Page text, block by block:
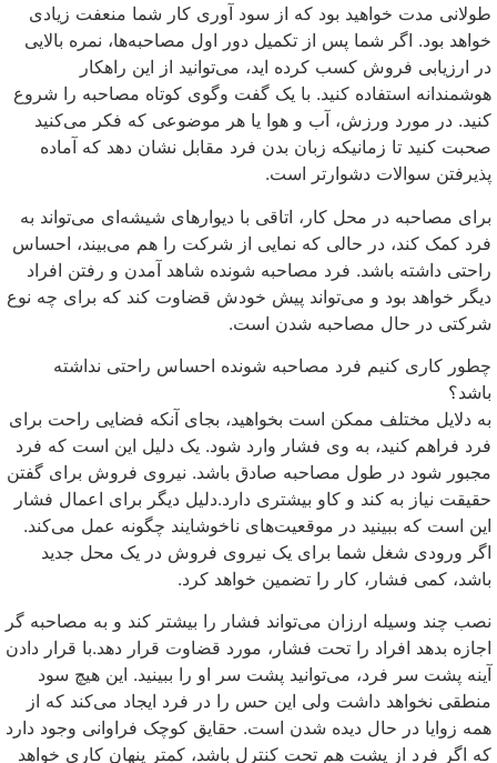
طولانی مدت خواهید بود که از سود آوری کار شما منعفت زیادی
خواهد بود. اگر شما پس از تکمیل دور اول مصاحبه‌ها، نمره بالایی
در ارزیابی فروش کسب کرده اید، می‌توانید از این راهکار
هوشمندانه استفاده کنید. با یک گفت وگوی کوتاه مصاحبه را شروع
کنید. در مورد ورزش، آب و هوا یا هر موضوعی که فکر می‌کنید
صحبت کنید تا زمانیکه زبان بدن فرد مقابل نشان دهد که آماده
پذیرفتن سوالات دشوارتر است.
برای مصاحبه در محل کار، اتاقی با دیوارهای شیشه‌ای می‌تواند به
فرد کمک کند، در حالی که نمایی از شرکت را هم می‌بیند، احساس
راحتی داشته باشد. فرد مصاحبه شونده شاهد آمدن و رفتن افراد
دیگر خواهد بود و می‌تواند پیش خودش قضاوت کند که برای چه نوع
شرکتی در حال مصاحبه شدن است.
چطور کاری کنیم فرد مصاحبه شونده احساس راحتی نداشته
باشد؟
به دلایل مختلف ممکن است بخواهید، بجای آنکه فضایی راحت برای
فرد فراهم کنید، به وی فشار وارد شود. یک دلیل این است که فرد
مجبور شود در طول مصاحبه صادق باشد. نیروی فروش برای گفتن
حقیقت نیاز به کند و کاو بیشتری دارد.دلیل دیگر برای اعمال فشار
این است که ببینید در موقعیت‌های ناخوشایند چگونه عمل می‌کند.
اگر ورودی شغل شما برای یک نیروی فروش در یک محل جدید
باشد، کمی فشار، کار را تضمین خواهد کرد.
نصب چند وسیله ارزان می‌تواند فشار را بیشتر کند و به مصاحبه گر
اجازه بدهد افراد را تحت فشار، مورد قضاوت قرار دهد.با قرار دادن
آینه پشت سر فرد، می‌توانید پشت سر او را ببینید. این هیچ سود
منطقی نخواهد داشت ولی این حس را در فرد ایجاد می‌کند که از
همه زوایا در حال دیده شدن است. حقایق کوچک فراوانی وجود دارد
که اگر فرد از پشت هم تحت کنترل باشد، کمتر پنهان کاری خواهد